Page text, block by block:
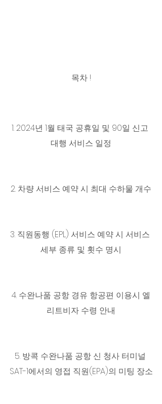
목차 !
1. 2024년 1월 태국 공휴일 및 90일 신고
대행 서비스 일정
2. 차량 서비스 예약 시 최대 수하물 개수
3. 직원동행 (EPL) 서비스 예약 시 서비스
세부 종류 및 횟수 명시
4. 수완나품 공항 경유 항공편 이용시 엘
리트비자 수령 안내
5. 방콕 수완나품 공항 신 청사 터미널
SAT-1에서의 영접 직원(EPA)의 미팅 장소